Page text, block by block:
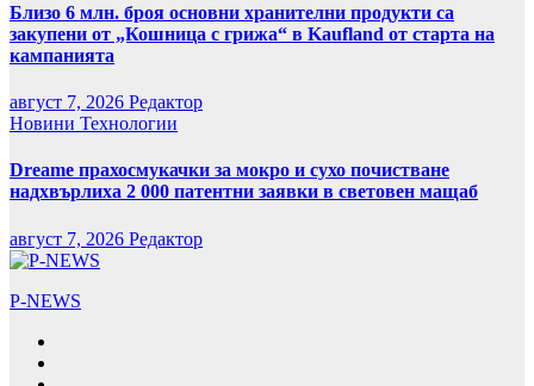
Близо 6 млн. броя основни хранителни продукти са
закупени от „Кошница с грижа“ в Kaufland от старта на
кампанията
август 7, 2026 Редактор
Новини Технологии
Dreame прахосмукачки за мокро и сухо почистване
надхвърлиха 2 000 патентни заявки в световен мащаб
август 7, 2026 Редактор
P-NEWS